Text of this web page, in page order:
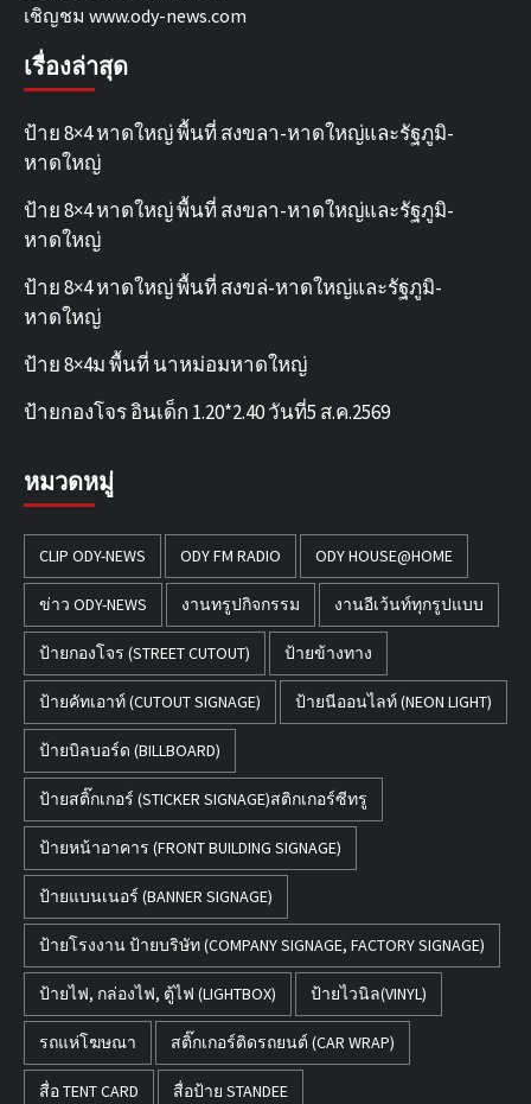
เชิญชม www.ody-news.com
เรื่องล่าสุด
ป้าย 8×4 หาดใหญ่ พื้นที่ สงขลา-หาดใหญ่และรัฐภูมิ-
หาดใหญ่
ป้าย 8×4 หาดใหญ่ พื้นที่ สงขลา-หาดใหญ่และรัฐภูมิ-
หาดใหญ่
ป้าย 8×4 หาดใหญ่ พื้นที่ สงขล่-หาดใหญ่และรัฐภูมิ-
หาดใหญ่
ป้าย 8×4ม พื้นที่ นาหม่อมหาดใหญ่
ป้ายกองโจร อินเด็ก 1.20*2.40 วันที่5 ส.ค.2569
หมวดหมู่
CLIP ODY-NEWS ODY FM RADIO ODY HOUSE@HOME
ข่าว ODY-NEWS งานทรูปกิจกรรม งานอีเว้นท์ทุกรูปแบบ
ป้ายกองโจร (STREET CUTOUT) ป้ายข้างทาง
ป้ายคัทเอาท์ (CUTOUT SIGNAGE) ป้ายนีออนไลท์ (NEON LIGHT)
ป้ายบิลบอร์ด (BILLBOARD)
ป้ายสติ๊กเกอร์ (STICKER SIGNAGE)สติกเกอร์ซีทรู
ป้ายหน้าอาคาร (FRONT BUILDING SIGNAGE)
ป้ายแบนเนอร์ (BANNER SIGNAGE)
ป้ายโรงงาน ป้ายบริษัท (COMPANY SIGNAGE, FACTORY SIGNAGE)
ป้ายไฟ, กล่องไฟ, ตู้ไฟ (LIGHTBOX) ป้ายไวนิล(VINYL)
รถแห่โฆษณา สติ๊กเกอร์ติดรถยนต์ (CAR WRAP)
สื่อ TENT CARD สื่อป้าย STANDEE